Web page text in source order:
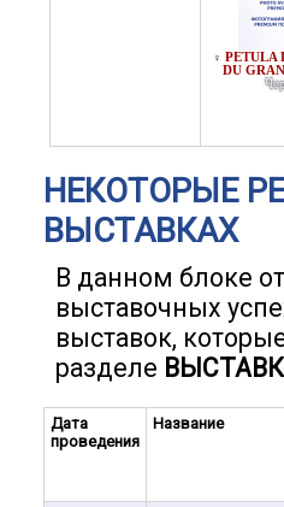
♀ PETULA
DU
НЕКОТОРЫЕ
ВЫСТАВКАХ
В данном блоке
выставочных
выставок,
разделе
Дата
проведения
Название